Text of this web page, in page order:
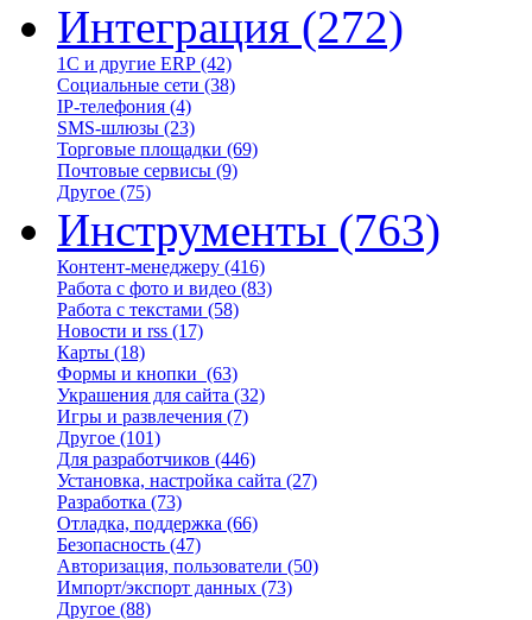
Интеграция (272)
1С и другие ERP (42)
Социальные сети (38)
IP-телефония (4)
SMS-шлюзы (23)
Торговые площадки (69)
Почтовые сервисы (9)
Другое (75)
Инструменты (763)
Контент-менеджеру (416)
Работа с фото и видео (83)
Работа с текстами (58)
Новости и rss (17)
Карты (18)
Формы и кнопки (63)
Украшения для сайта (32)
Игры и развлечения (7)
Другое (101)
Для разработчиков (446)
Установка, настройка сайта (27)
Разработка (73)
Отладка, поддержка (66)
Безопасность (47)
Авторизация, пользователи (50)
Импорт/экспорт данных (73)
Другое (88)